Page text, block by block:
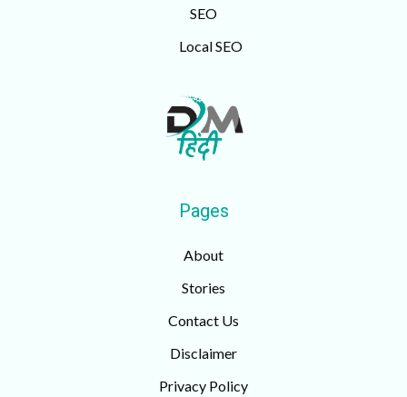
SEO
Local SEO
Pages
About
Stories
Contact Us
Disclaimer
Privacy Policy